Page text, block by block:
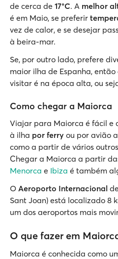
de cerca de 17°C. A melhor
é em Maio, se preferir
vez de calor, e se desejar
à beira-mar.
Se, por outro lado, prefere
maior ilha de Espanha,
visitar é na época alta, ou
Como chegar a Maiorca
Viajar para Maiorca é fácil e
à ilha por ferry ou por avião
como a partir de vários
Chegar a Maiorca a partir
Menorca e Ibiza é também
O Aeroporto Internacional
Sant Joan) está localizado 8
um dos aeroportos mais
O que fazer em
Maiorca é conhecida como